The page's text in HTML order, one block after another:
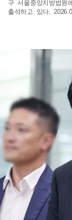
구 서울중앙지방법
출석하고 있다.